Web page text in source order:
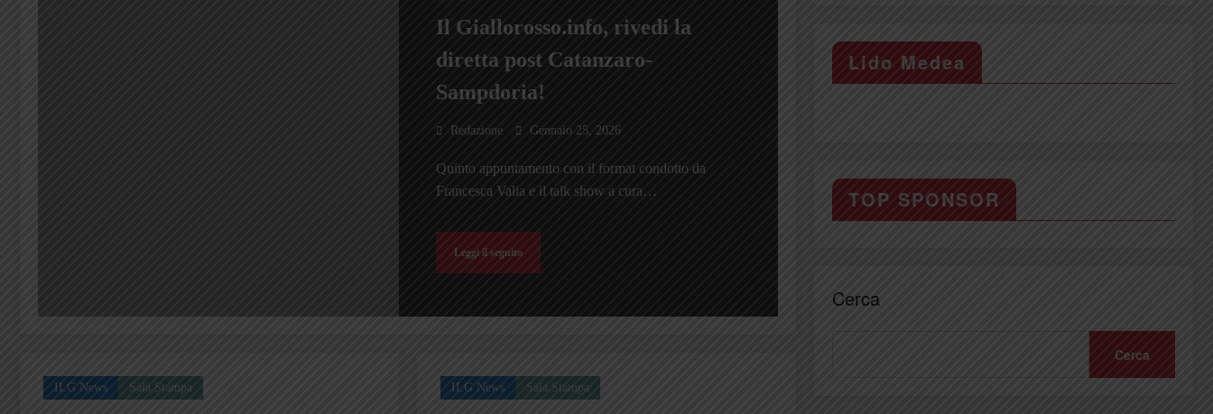
Il Giallorosso.info, rivedi la
diretta post Catanzaro-
Sampdoria!
Redazione Gennaio 25, 2026
Quinto appuntamento con il format condotto da
Francesca Valia e il talk show a cura…
Leggi il seguito
ILG News Sala Stampa ILG News Sala Stampa
Lido Medea
TOP SPONSOR
Cerca
Cerca